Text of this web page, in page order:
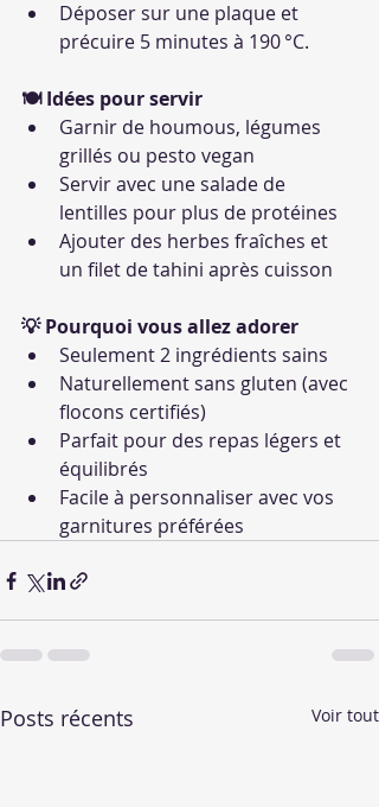
Déposer sur une plaque et
précuire 5 minutes à 190 °C.
🍽 Idées pour servir
Garnir de houmous, légumes
grillés ou pesto vegan
Servir avec une salade de
lentilles pour plus de protéines
Ajouter des herbes fraîches et
un filet de tahini après cuisson
💡 Pourquoi vous allez adorer
Seulement 2 ingrédients sains
Naturellement sans gluten (avec
flocons certifiés)
Parfait pour des repas légers et
équilibrés
Facile à personnaliser avec vos
garnitures préférées
Posts récents Voir tout